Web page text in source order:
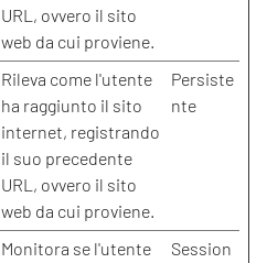
URL, ovvero il sito
web da cui proviene.
Rileva come l'utente
ha raggiunto il sito
internet, registrando
il suo precedente
URL, ovvero il sito
web da cui proviene.
Persiste
nte
Monitora se l'utente
Session